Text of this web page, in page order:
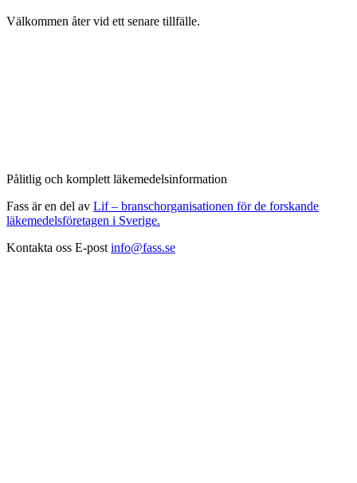
Välkommen åter vid ett senare tillfälle.
Pålitlig och komplett läkemedelsinformation
Fass är en del av Lif – branschorganisationen för de forskande
läkemedelsföretagen i Sverige.
Kontakta oss E-post info@fass.se